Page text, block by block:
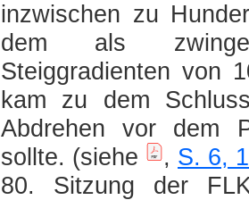
inzwischen zu
dem als
Steiggradienten von
kam zu dem
Abdrehen vor dem
sollte. (siehe
, S. 6,
80. Sitzung der